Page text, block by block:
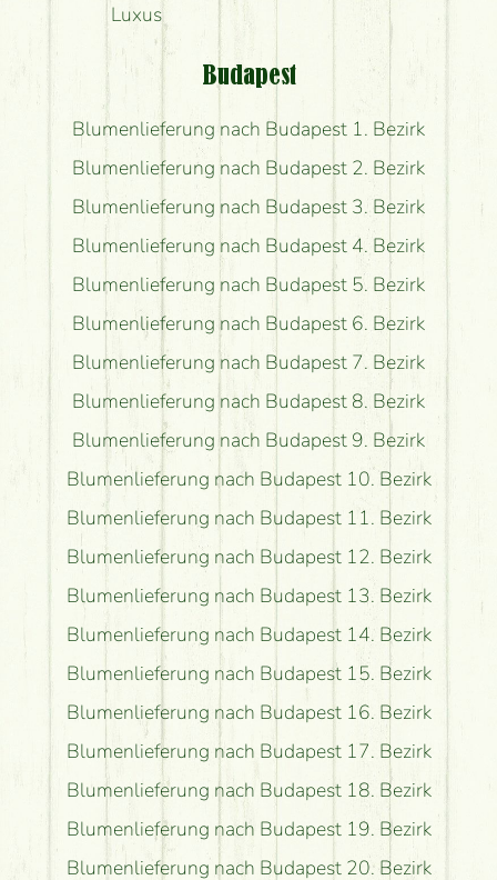
Luxus
Budapest
Blumenlieferung nach Budapest 1. Bezirk
Blumenlieferung nach Budapest 2. Bezirk
Blumenlieferung nach Budapest 3. Bezirk
Blumenlieferung nach Budapest 4. Bezirk
Blumenlieferung nach Budapest 5. Bezirk
Blumenlieferung nach Budapest 6. Bezirk
Blumenlieferung nach Budapest 7. Bezirk
Blumenlieferung nach Budapest 8. Bezirk
Blumenlieferung nach Budapest 9. Bezirk
Blumenlieferung nach Budapest 10. Bezirk
Blumenlieferung nach Budapest 11. Bezirk
Blumenlieferung nach Budapest 12. Bezirk
Blumenlieferung nach Budapest 13. Bezirk
Blumenlieferung nach Budapest 14. Bezirk
Blumenlieferung nach Budapest 15. Bezirk
Blumenlieferung nach Budapest 16. Bezirk
Blumenlieferung nach Budapest 17. Bezirk
Blumenlieferung nach Budapest 18. Bezirk
Blumenlieferung nach Budapest 19. Bezirk
Blumenlieferung nach Budapest 20. Bezirk